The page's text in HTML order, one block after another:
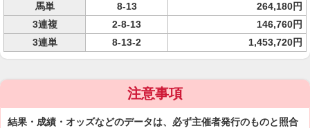
馬単
8-13
264,180円
3連複
2-8-13
146,760円
3連単
8-13-2 1,453,720円
注意事項
結果・成績・オッズなどのデータは、必ず主催者発行のものと照合